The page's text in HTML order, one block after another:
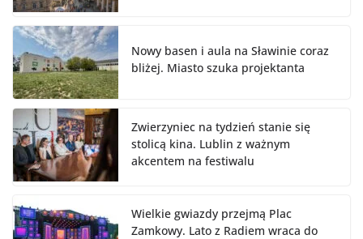
Nowy basen i aula na Sławinie coraz
bliżej. Miasto szuka projektanta
Zwierzyniec na tydzień stanie się
stolicą kina. Lublin z ważnym
akcentem na festiwalu
Wielkie gwiazdy przejmą Plac
Zamkowy. Lato z Radiem wraca do